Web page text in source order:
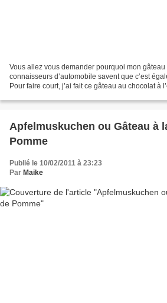
Vous allez vous demander pourquoi mon gâteau
connaisseurs d’automobile savent que c’est
Pour faire court, j’ai fait ce gâteau au chocolat à
Apfelmuskuchen ou Gâteau à
Pomme
Publié le 10/02/2011 à 23:23
Par Maike